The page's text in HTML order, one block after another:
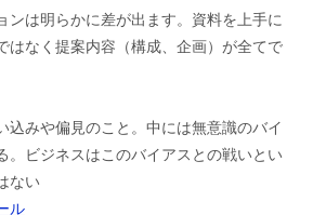
ンは明らかに差が出ます。資料を上手に
はなく提案内容（構成、企画）が全てで
込みや偏見のこと。中には無意識のバイ
。ビジネスはこのバイアスとの戦いとい
ない
ル